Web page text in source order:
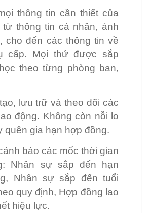
thông tin cần thiết của
từ thông tin cá nhân, ảnh
cho đến các thông tin về
cấp. Mọi thứ được sắp
theo từng phòng ban,
lưu trữ và theo dõi các
động. Không còn nỗi lo
quên gia hạn hợp đồng.
báo các mốc thời gian
Nhân sự sắp đến hạn
Nhân sự sắp đến tuổi
quy định, Hợp đồng lao
hiệu lực.